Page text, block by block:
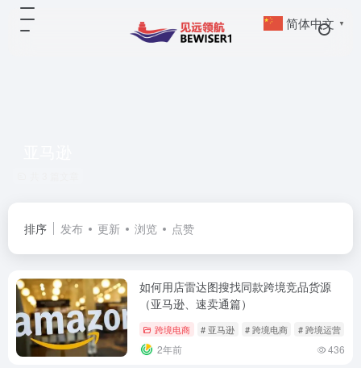
排序 发布 更新 浏览 点赞
如何用店雷达图搜找同款跨境竞品货源
（亚马逊、速卖通篇）
跨境电商 # 亚马逊 # 跨境电商 # 跨境运营
2年前 436
简体中文 ▼